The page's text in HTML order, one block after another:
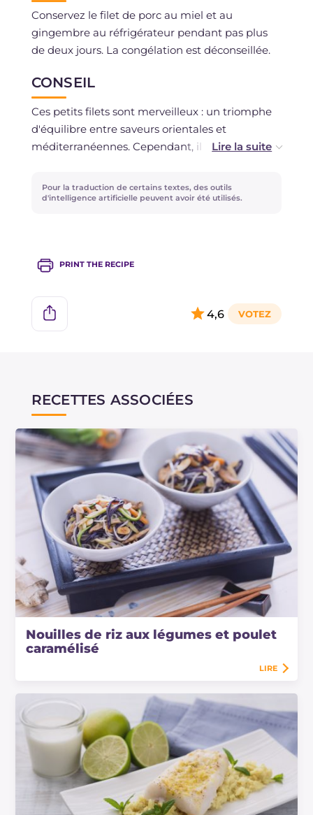
Conservez le filet de porc au miel et au
gingembre au réfrigérateur pendant pas plus
de deux jours. La congélation est déconseillée.
CONSEIL
Ces petits filets sont merveilleux : un triomphe
d'équilibre entre saveurs orientales et
méditerranéennes. Cependant, il est vrai qu'ils
le gingembre entier pendant la cuisson et en le
retirant avant de servir, ou plus savoureux, avec
Pour la traduction de certains textes, des outils
d'intelligence artificielle peuvent avoir été utilisés.
PRINT THE RECIPE
4,6
RECETTES ASSOCIÉES
Nouilles de riz aux légumes et poulet
caramélisé
LIRE